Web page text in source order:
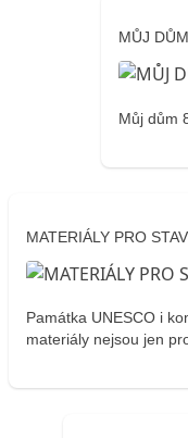
MŮJ
Můj dům
MATERIÁLY PRO
Památka UNESCO i
materiály nejsou jen